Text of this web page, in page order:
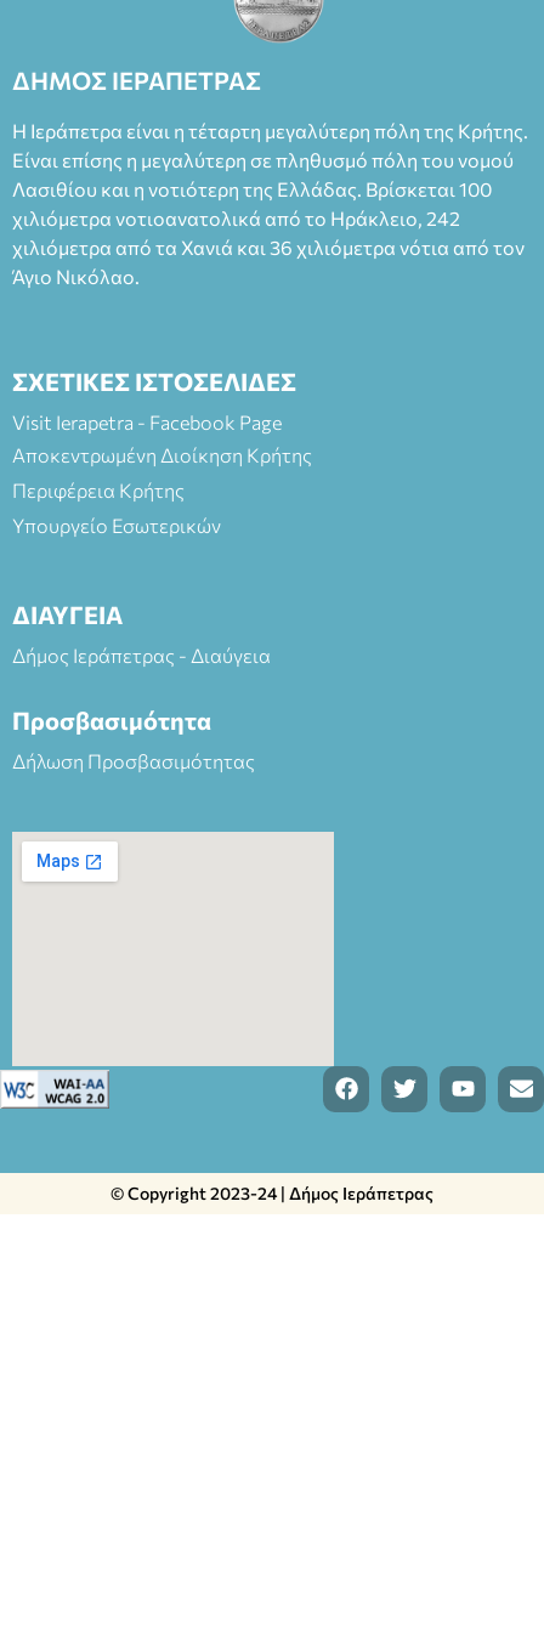
ΔΗΜΟΣ ΙΕΡΑΠΕΤΡΑΣ
Η Ιεράπετρα είναι η τέταρτη μεγαλύτερη πόλη της Κρήτης.
Είναι επίσης η μεγαλύτερη σε πληθυσμό πόλη του νομού
Λασιθίου και η νοτιότερη της Ελλάδας. Βρίσκεται 100
χιλιόμετρα νοτιοανατολικά από το Ηράκλειο, 242
χιλιόμετρα από τα Χανιά και 36 χιλιόμετρα νότια από τον
Άγιο Νικόλαο.
ΣΧΕΤΙΚΕΣ ΙΣΤΟΣΕΛΙΔΕΣ
Visit Ierapetra - Facebook Page
Αποκεντρωμένη Διοίκηση Κρήτης
Περιφέρεια Κρήτης
Υπουργείο Εσωτερικών
ΔΙΑΥΓΕΙΑ
Δήμος Ιεράπετρας - Διαύγεια
Προσβασιμότητα
Δήλωση Προσβασιμότητας
© Copyright 2023-24 | Δήμος Ιεράπετρας